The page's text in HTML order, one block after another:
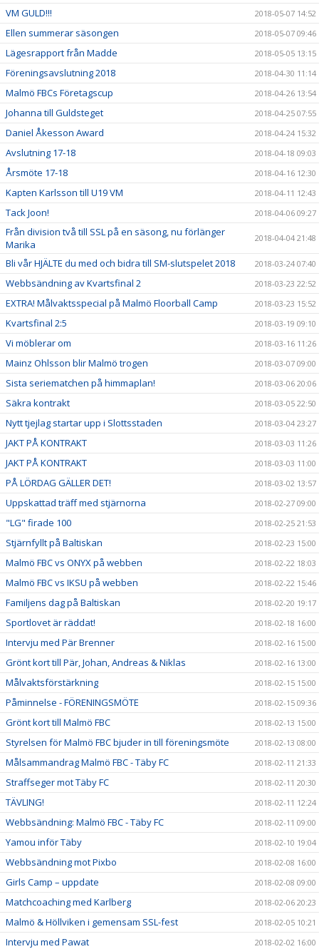
VM GULD!!! 2018-05-07 14:52
Ellen summerar säsongen 2018-05-07 09:46
Lägesrapport från Madde 2018-05-05 13:15
Föreningsavslutning 2018 2018-04-30 11:14
Malmö FBCs Företagscup 2018-04-26 13:54
Johanna till Guldsteget 2018-04-25 07:55
Daniel Åkesson Award 2018-04-24 15:32
Avslutning 17-18 2018-04-18 09:03
Årsmöte 17-18 2018-04-16 12:30
Kapten Karlsson till U19 VM 2018-04-11 12:43
Tack Joon! 2018-04-06 09:27
Från division två till SSL på en säsong, nu förlänger
Marika
2018-04-04 21:48
Bli vår HJÄLTE du med och bidra till SM-slutspelet 2018 2018-03-24 07:40
Webbsändning av Kvartsfinal 2 2018-03-23 22:52
EXTRA! Målvaktsspecial på Malmö Floorball Camp 2018-03-23 15:52
Kvartsfinal 2:5 2018-03-19 09:10
Vi möblerar om 2018-03-16 11:26
Mainz Ohlsson blir Malmö trogen 2018-03-07 09:00
Sista seriematchen på himmaplan! 2018-03-06 20:06
Säkra kontrakt 2018-03-05 22:50
Nytt tjejlag startar upp i Slottsstaden 2018-03-04 23:27
JAKT PÅ KONTRAKT 2018-03-03 11:26
JAKT PÅ KONTRAKT 2018-03-03 11:00
PÅ LÖRDAG GÄLLER DET! 2018-03-02 13:57
Uppskattad träff med stjärnorna 2018-02-27 09:00
"LG" firade 100 2018-02-25 21:53
Stjärnfyllt på Baltiskan 2018-02-23 15:00
Malmö FBC vs ONYX på webben 2018-02-22 18:03
Malmö FBC vs IKSU på webben 2018-02-22 15:46
Familjens dag på Baltiskan 2018-02-20 19:17
Sportlovet är räddat! 2018-02-18 16:00
Intervju med Pär Brenner 2018-02-16 15:00
Grönt kort till Pär, Johan, Andreas & Niklas 2018-02-16 13:00
Målvaktsförstärkning 2018-02-15 15:00
Påminnelse - FÖRENINGSMÖTE 2018-02-15 09:36
Grönt kort till Malmö FBC 2018-02-13 15:00
Styrelsen för Malmö FBC bjuder in till föreningsmöte 2018-02-13 08:00
Målsammandrag Malmö FBC - Täby FC 2018-02-11 21:33
Straffseger mot Täby FC 2018-02-11 20:30
TÄVLING! 2018-02-11 12:24
Webbsändning: Malmö FBC - Täby FC 2018-02-11 09:00
Yamou inför Täby 2018-02-10 19:04
Webbsändning mot Pixbo 2018-02-08 16:00
Girls Camp – uppdate 2018-02-08 09:00
Matchcoaching med Karlberg 2018-02-06 20:23
Malmö & Höllviken i gemensam SSL-fest 2018-02-05 10:21
Intervju med Pawat 2018-02-02 16:00